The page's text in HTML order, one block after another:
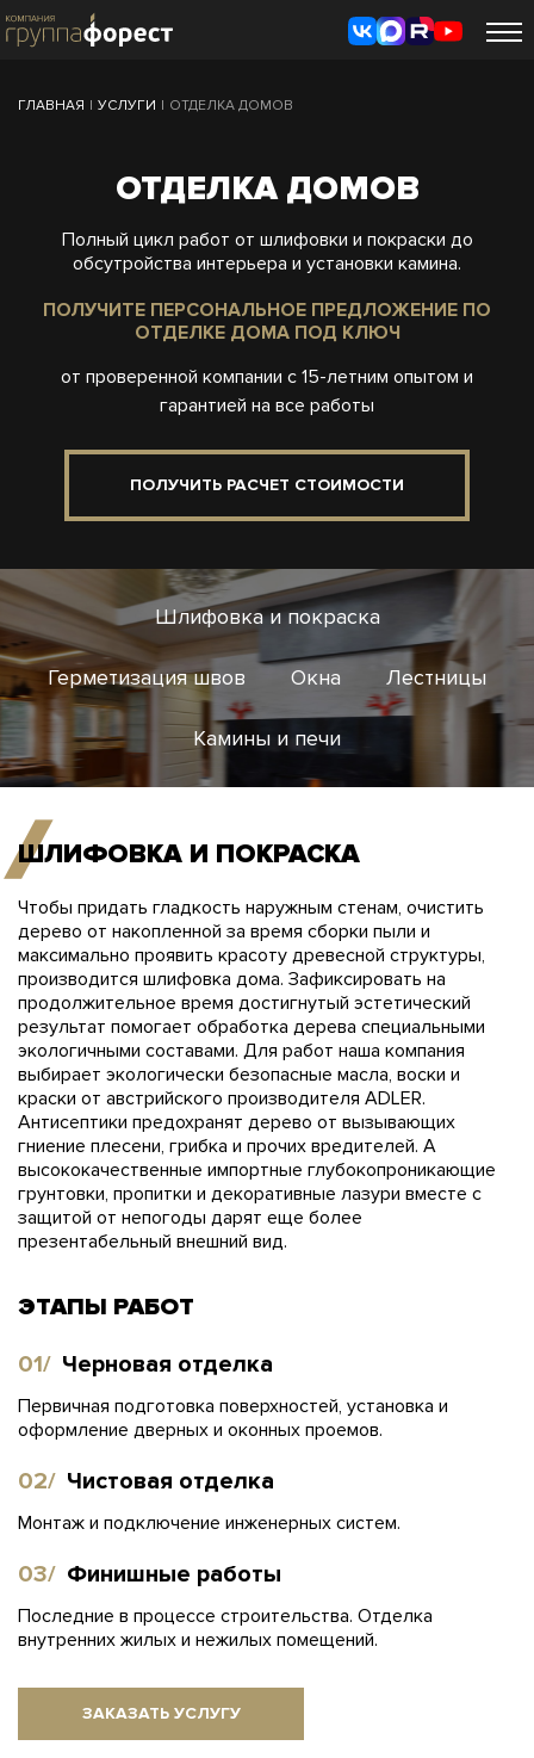
ГЛАВНАЯ | УСЛУГИ | ОТДЕЛКА ДОМОВ
ОТДЕЛКА ДОМОВ
Полный цикл работ от шлифовки и покраски до
обсутройства интерьера и установки камина.
ПОЛУЧИТЕ ПЕРСОНАЛЬНОЕ ПРЕДЛОЖЕНИЕ ПО
ОТДЕЛКЕ ДОМА ПОД КЛЮЧ
от проверенной компании с 15-летним опытом и
гарантией на все работы
ПОЛУЧИТЬ РАСЧЕТ СТОИМОСТИ
Шлифовка и покраска
Герметизация швов Окна Лестницы
Камины и печи
ШЛИФОВКА И ПОКРАСКА
Чтобы придать гладкость наружным стенам, очистить
дерево от накопленной за время сборки пыли и
максимально проявить красоту древесной структуры,
производится шлифовка дома. Зафиксировать на
продолжительное время достигнутый эстетический
результат помогает обработка дерева специальными
экологичными составами. Для работ наша компания
выбирает экологически безопасные масла, воски и
краски от австрийского производителя ADLER.
Антисептики предохранят дерево от вызывающих
гниение плесени, грибка и прочих вредителей. А
высококачественные импортные глубокопроникающие
грунтовки, пропитки и декоративные лазури вместе с
защитой от непогоды дарят еще более
презентабельный внешний вид.
ЭТАПЫ РАБОТ
01/ Черновая отделка
Первичная подготовка поверхностей, установка и
оформление дверных и оконных проемов.
02/ Чистовая отделка
Монтаж и подключение инженерных систем.
03/ Финишные работы
Последние в процессе строительства. Отделка
внутренних жилых и нежилых помещений.
ЗАКАЗАТЬ УСЛУГУ